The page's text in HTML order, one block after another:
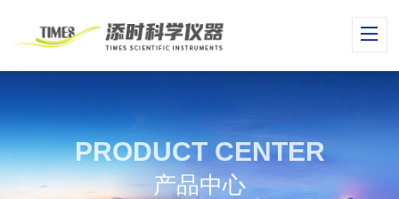
PRODUCT CENTER
产品中心